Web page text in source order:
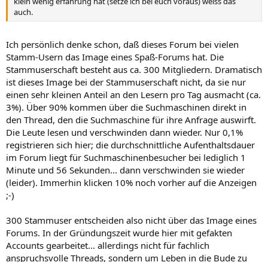
auch.
Ich persönlich denke schon, daß dieses Forum bei vielen
Stamm-Usern das Image eines Spaß-Forums hat. Die
Stammuserschaft besteht aus ca. 300 Mitgliedern. Dramatisch
ist dieses Image bei der Stammuserschaft nicht, da sie nur
einen sehr kleinen Anteil an den Lesern pro Tag ausmacht (ca.
3%). Über 90% kommen über die Suchmaschinen direkt in
den Thread, den die Suchmaschine für ihre Anfrage auswirft.
Die Leute lesen und verschwinden dann wieder. Nur 0,1%
registrieren sich hier; die durchschnittliche Aufenthaltsdauer
im Forum liegt für Suchmaschinenbesucher bei lediglich 1
Minute und 56 Sekunden... dann verschwinden sie wieder
(leider). Immerhin klicken 10% noch vorher auf die Anzeigen
;-)
300 Stammuser entscheiden also nicht über das Image eines
Forums. In der Gründungszeit wurde hier mit gefakten
Accounts gearbeitet... allerdings nicht für fachlich
anspruchsvolle Threads, sondern um Leben in die Bude zu